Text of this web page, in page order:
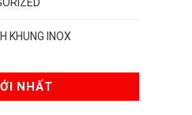
KHUNG INOX
NHẤT